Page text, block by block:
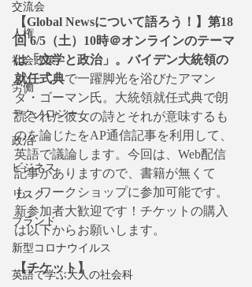
交流会
人権
社会政策
労働
テクノロジー
政治
ビジネス
リスク
ブランド
新型コロナウイルス
英語で学ぶ大人の社会科
【Global Newsについて語ろう！】第18
回 6/5（土）10時＠オンラインのテーマ
は「文学と政治」。バイデン大統領の
就任式典で一躍脚光を浴びたアマン
ダ・ゴーマン氏。大統領就任式典で朗
読された彼女の詩とそれが意味するも
のを論じたをAP通信記事を利用して、
英語で議論します。今回は、Web配信
記事がありますので、書籍が無くて
も、ワークショップに参加可能です。
新参加者大歓迎です！チケットの購入
は以下からお願いします。
【チケット】